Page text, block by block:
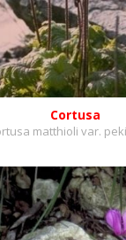
Cortusa
matthioli var.